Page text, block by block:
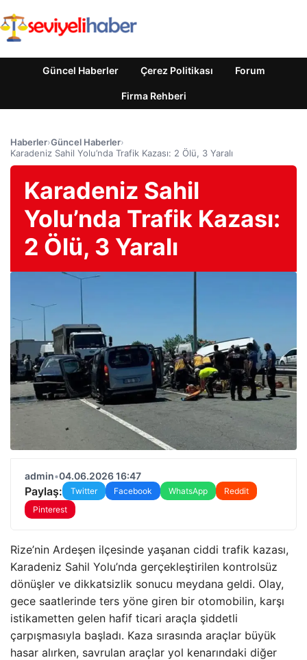
Güncel Haberler Çerez Politikası Forum
Firma Rehberi
Haberler›Güncel Haberler›
Karadeniz Sahil Yolu’nda Trafik Kazası: 2 Ölü, 3 Yaralı
Karadeniz Sahil
Yolu’nda Trafik Kazası:
2 Ölü, 3 Yaralı
admin•04.06.2026 16:47
Paylaş: Twitter Facebook WhatsApp
Reddit
Pinterest
Rize’nin Ardeşen ilçesinde yaşanan ciddi trafik kazası,
Karadeniz Sahil Yolu’nda gerçekleştirilen kontrolsüz
dönüşler ve dikkatsizlik sonucu meydana geldi. Olay,
gece saatlerinde ters yöne giren bir otomobilin, karşı
istikametten gelen hafif ticari araçla şiddetli
çarpışmasıyla başladı. Kaza sırasında araçlar büyük
hasar alırken, savrulan araçlar yol kenarındaki diğer